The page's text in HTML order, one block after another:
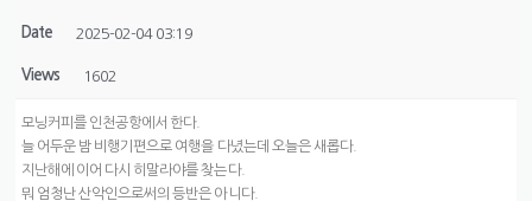
Date 2025-02-04 03:19
Views 1602
모닝커피를 인천공항에서 한다.
늘 어두운 밤 비행기편으로 여행을 다녔는데 오늘은 새롭다.
지난해에 이어 다시 히말라야를 찾는다.
뭐 엄청난 산악인으로써의 등반은 아니다.